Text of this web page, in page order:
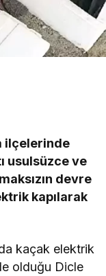
ilçelerinde
usulsüzce ve
devre
kapılarak
kaçak elektrik
olduğu Dicle